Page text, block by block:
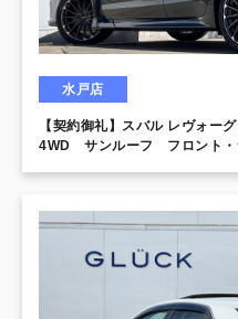
水戸店
【契約御礼】スバル レヴォ
4WD サンルーフ フロント・